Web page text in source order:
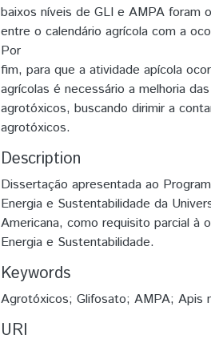
baixos níveis de GLI e AMPA foram
entre o calendário agrícola com a
Por
fim, para que a atividade apícola
agrícolas é necessário a melhoria
agrotóxicos, buscando dirimir a
agrotóxicos.
Description
Dissertação apresentada ao
Energia e Sustentabilidade da
Americana, como requisito parcial
Energia e Sustentabilidade.
Keywords
Agrotóxicos; Glifosato; AMPA; Apis
URI